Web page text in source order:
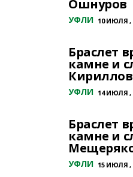
Ошнуров
УФЛИ 10 ИЮЛЯ ,
Браслет
камне и
УФЛИ 14 ИЮЛЯ ,
Браслет
камне и
УФЛИ 15 ИЮЛЯ ,